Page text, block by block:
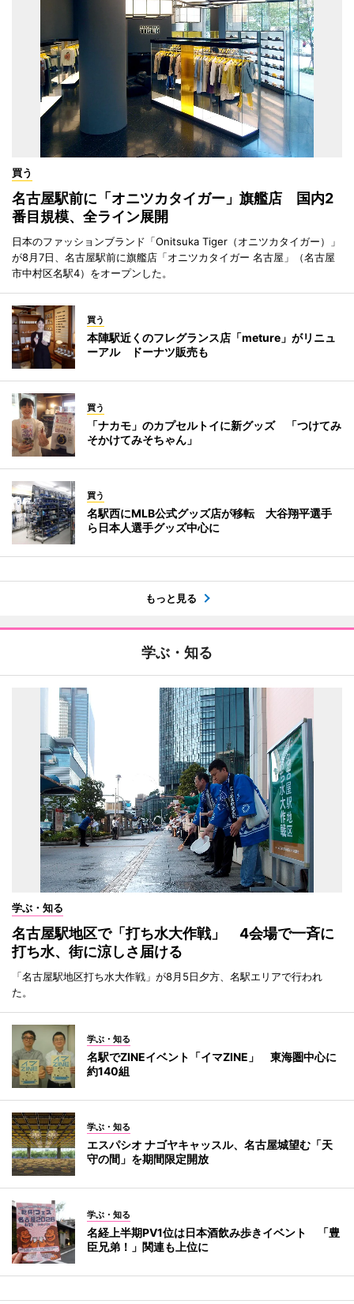
買う
名古屋駅前に「オニツカタイガー」旗艦店 国内2
番目規模、全ライン展開
日本のファッションブランド「Onitsuka Tiger（オニツカタイガー）」
が8月7日、名古屋駅前に旗艦店「オニツカタイガー 名古屋」（名古屋
市中村区名駅4）をオープンした。
買う
本陣駅近くのフレグランス店「meture」がリニュ
ーアル ドーナツ販売も
買う
「ナカモ」のカプセルトイに新グッズ 「つけてみ
そかけてみそちゃん」
買う
名駅西にMLB公式グッズ店が移転 大谷翔平選手
ら日本人選手グッズ中心に
もっと見る
学ぶ・知る
学ぶ・知る
名古屋駅地区で「打ち水大作戦」 4会場で一斉に
打ち水、街に涼しさ届ける
「名古屋駅地区打ち水大作戦」が8月5日夕方、名駅エリアで行われ
た。
学ぶ・知る
名駅でZINEイベント「イマZINE」 東海圏中心に
約140組
学ぶ・知る
エスパシオ ナゴヤキャッスル、名古屋城望む「天
守の間」を期間限定開放
学ぶ・知る
名経上半期PV1位は日本酒飲み歩きイベント 「豊
臣兄弟！」関連も上位に